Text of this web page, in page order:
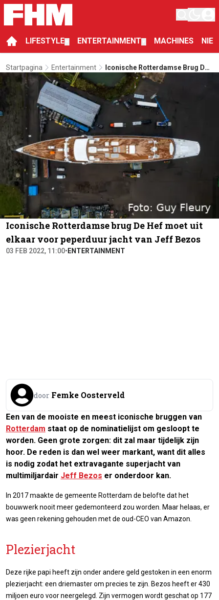
LIFESTYLE ENTERTAINMENT MACHINES
Startpagina Entertainment
Iconische Rotterdamse Brug De
Hef Moet Uit Elkaar Voor
Peperduur Jacht Van Jeff Bezos
Iconische Rotterdamse brug De Hef moet uit
elkaar voor peperduur jacht van Jeff Bezos
03 FEB 2022, 11:00• ENTERTAINMENT
door Femke Oosterveld
Een van de mooiste en meest iconische bruggen van
Rotterdam staat op de nominatielijst om gesloopt te
worden. Geen grote zorgen: dit zal maar tijdelijk zijn
hoor. De reden is dan wel weer markant, want dit alles
is nodig zodat het extravagante superjacht van
multimiljardair Jeff Bezos er onderdoor kan.
In 2017 maakte de gemeente Rotterdam de belofte dat het
bouwwerk nooit meer gedemonteerd zou worden. Maar helaas, er
was geen rekening gehouden met de oud-CEO van Amazon.
Plezierjacht
Deze rijke papi heeft zijn onder andere geld gestoken in een enorm
plezierjacht: een driemaster om precies te zijn. Bezos heeft er 430
miljoen euro voor neergelegd. Zijn vermogen wordt geschat op 177